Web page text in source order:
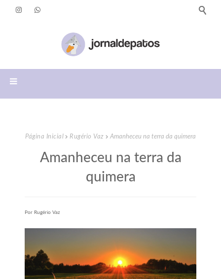
Página Inicial Rugério Vaz Amanheceu na terra da quimera
Amanheceu na terra da
quimera
Por Rugério Vaz